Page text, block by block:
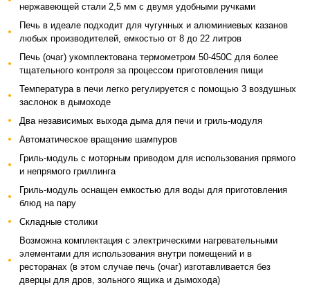
нержавеющей стали 2,5 мм с двумя удобными ручками
Печь в идеале подходит для чугунных и алюминиевых казанов
любых производителей, емкостью от 8 до 22 литров
Печь (очаг) укомплектована термометром 50-450С для более
тщательного контроля за процессом приготовления пищи
Температура в печи легко регулируется с помощью 3 воздушных
заслонок в дымоходе
Два независимых выхода дыма для печи и гриль-модуля
Автоматическое вращение шампуров
Гриль-модуль с моторным приводом для использования прямого
и непрямого гриллинга
Гриль-модуль оснащен емкостью для воды для приготовления
блюд на пару
Складные столики
Возможна комплектация с электрическими нагревательными
элементами для использования внутри помещений и в
ресторанах (в этом случае печь (очаг) изготавливается без
дверцы для дров, зольного ящика и дымохода)